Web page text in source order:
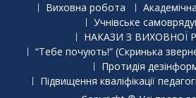
Виховна робота
Учнівське
НАКАЗИ З ВИХОВНОЇ
“Тебе почують!” (Скринька
Протидія
Підвищення кваліфікації